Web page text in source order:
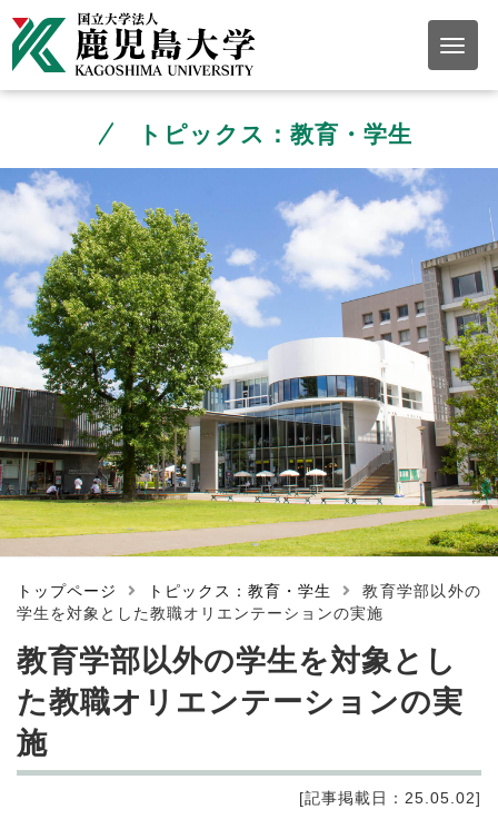
トピックス：教育・学生
トップページ トピックス：教育・学生
教育学部以外の
学生を対象とした教職オリエンテーションの実施
教育学部以外の学生を対象とし
た教職オリエンテーションの実
施
[記事掲載日：25.05.02]